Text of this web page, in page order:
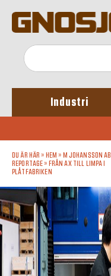
Industri
DU ÄR HÄR » HEM » M JOHANSSON AB
REPORTAGE» FRÅN AX TILL LIMPA I
PLÅTFABRIKEN